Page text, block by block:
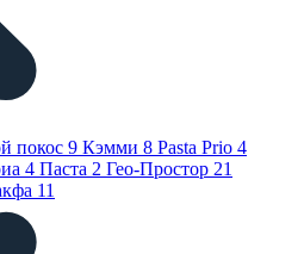
покос 9 Кэмми 8 Pasta Prio 4
4 Паста 2 Гео-Простор 21
11